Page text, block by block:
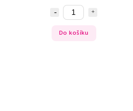
Do košíku